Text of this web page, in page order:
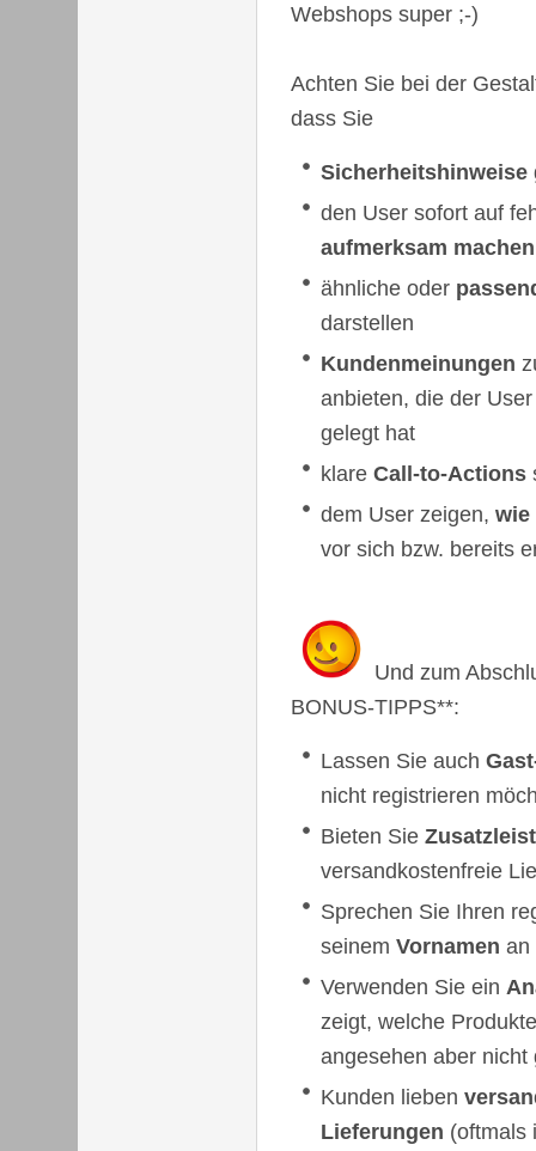
Webshops super ;-)
Achten Sie bei der
dass Sie
Sicherheitshinweise
den User sofort auf
aufmerksam machen
ähnliche oder
darstellen
Kundenmeinungen
anbieten, die der
gelegt hat
klare Call-to-Actions
dem User zeigen, wie
vor sich bzw. bereits
Und zum
BONUS-TIPPS**:
Lassen Sie auch
nicht registrieren
Bieten Sie
versandkostenfreie
Sprechen Sie Ihren
seinem Vornamen an
Verwenden Sie ein
zeigt, welche
angesehen aber nicht
Kunden lieben
Lieferungen (oftmals